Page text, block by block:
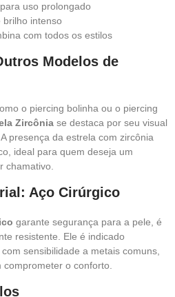
uso prolongado
brilho intenso
com todos os estilos
Modelos de
o piercing bolinha ou o piercing
Zircônia se destaca por seu visual
presença da estrela com zircônia
ideal para quem deseja um
chamativo.
Aço Cirúrgico
garante segurança para a pele, é
resistente. Ele é indicado
sensibilidade a metais comuns,
o conforto.